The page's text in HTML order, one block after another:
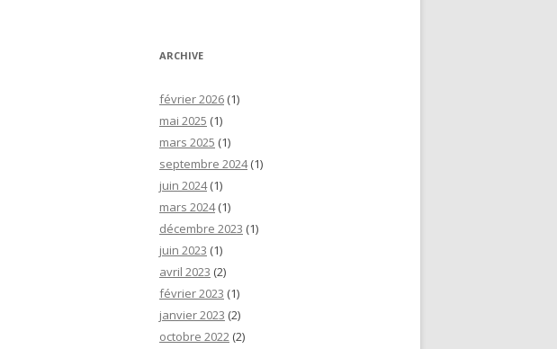
ARCHIVE
février 2026 (1)
mai 2025 (1)
mars 2025 (1)
septembre 2024(1)
juin 2024(1)
mars 2024(1)
décembre 2023 (1)
juin 2023 (1)
avril 2023 (2)
février 2023 (1)
janvier 2023 (2)
octobre 2022 (2)